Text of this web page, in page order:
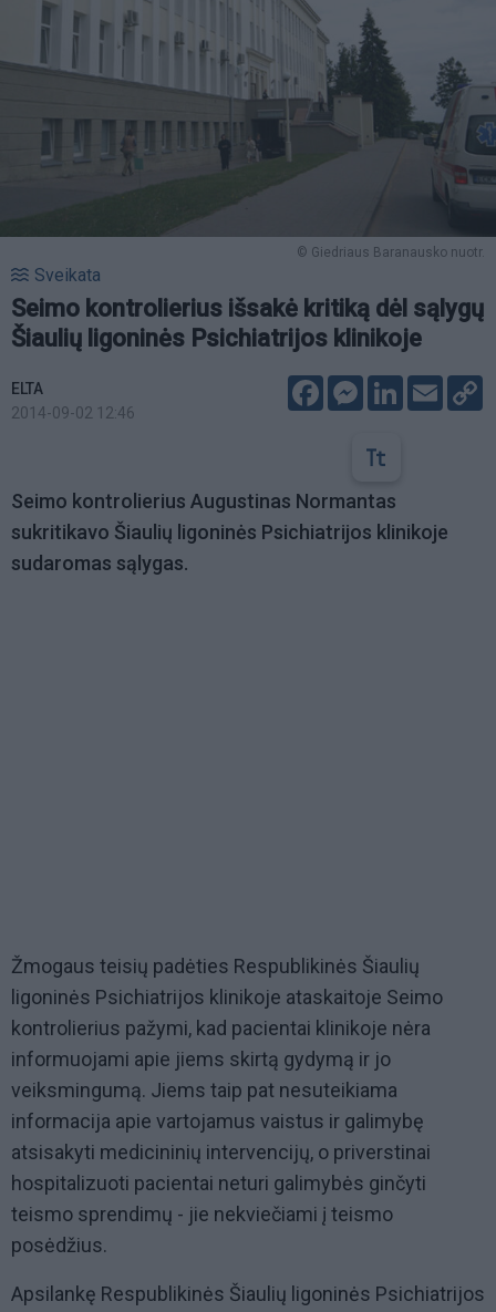
© Giedriaus Baranausko nuotr.
Sveikata
Seimo kontrolierius išsakė kritiką dėl sąlygų
Šiaulių ligoninės Psichiatrijos klinikoje
ELTA
2014-09-02 12:46
FacebookMessenger
LinkedIn
Email
Seimo kontrolierius Augustinas Normantas
sukritikavo Šiaulių ligoninės Psichiatrijos klinikoje
sudaromas sąlygas.
Žmogaus teisių padėties Respublikinės Šiaulių
ligoninės Psichiatrijos klinikoje ataskaitoje Seimo
kontrolierius pažymi, kad pacientai klinikoje nėra
informuojami apie jiems skirtą gydymą ir jo
veiksmingumą. Jiems taip pat nesuteikiama
informacija apie vartojamus vaistus ir galimybę
atsisakyti medicininių intervencijų, o priverstinai
hospitalizuoti pacientai neturi galimybės ginčyti
teismo sprendimų - jie nekviečiami į teismo
posėdžius.
Apsilankę Respublikinės Šiaulių ligoninės Psichiatrijos